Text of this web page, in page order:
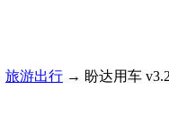
旅游出行 → 盼达用车